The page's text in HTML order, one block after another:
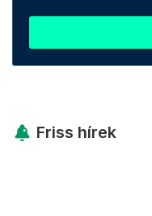
Friss hírek